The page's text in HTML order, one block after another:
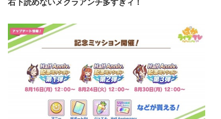
右下読めないメクラアンチ多すぎィ！